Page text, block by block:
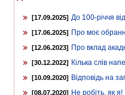
[17.09.2025] До 100-річчя
[17.06.2025] Про моє
[12.06.2023] Про вклад
[30.12.2022] Кілька слів
[10.09.2020] Відповідь на
[08.07.2020] Не робіть, як я!